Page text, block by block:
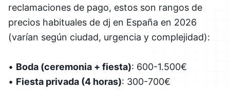
reclamaciones de pago, estos son rangos de
precios habituales de dj en España en 2026
(varían según ciudad, urgencia y complejidad):
• Boda (ceremonia + fiesta): 600-1.500€
• Fiesta privada (4 horas): 300-700€